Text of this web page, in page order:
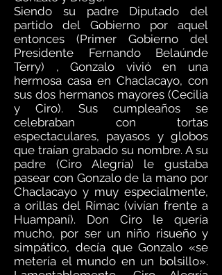
Siendo su padre Diputado del
partido del Gobierno por aquel
entonces (Primer Gobierno del
Presidente Fernando Belaúnde
Terry) , Gonzalo vivió en una
hermosa casa en Chaclacayo, con
sus dos hermanos mayores (Cecilia
y Ciro). Sus cumpleaños se
celebraban con tortas
espectaculares, payasos y globos
que traían grabado su nombre. A su
padre (Ciro Alegría) le gustaba
pasear con Gonzalo de la mano por
Chaclacayo y muy especialmente,
a orillas del Rímac (vivían frente a
Huampaní). Don Ciro le quería
mucho, por ser un niño risueño y
simpático, decía que Gonzalo «se
metería el mundo en un bolsillo».